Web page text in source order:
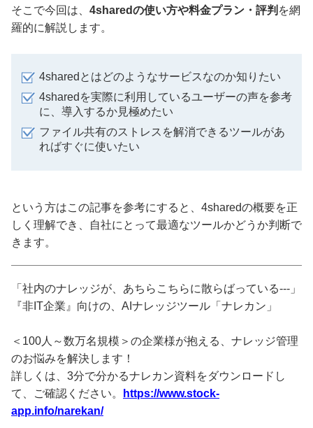
そこで今回は、 4sharedの使い方や料金プラン・評判 を網
羅的に解説します。
4sharedとはどのようなサービスなのか知りたい
4sharedを実際に利用しているユーザーの声を参考
に、導入するか見極めたい
ファイル共有のストレスを解消できるツールがあ
ればすぐに使いたい
という方はこの記事を参考にすると、4sharedの概要を正
しく理解でき、自社にとって最適なツールかどうか判断で
きます。
「社内のナレッジが、あちらこちらに散らばっている---」
『非IT企業』向けの、AIナレッジツール「ナレカン」
＜100人～数万名規模＞の企業様が抱える、ナレッジ管理
のお悩みを解決します！
詳しくは、3分で分かるナレカン資料をダウンロードし
て、ご確認ください。
https://www.stock-
app.info/narekan/